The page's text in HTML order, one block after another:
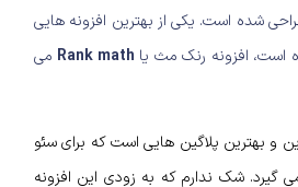
شده است. یکی از بهترین افزونه هایی
است، افزونه رنک مث یا Rank math می
و بهترین پلاگین هایی است که برای سئو
گیرد. شک ندارم که به زودی این افزونه